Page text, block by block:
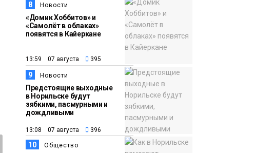
8 Новости
«Домик Хоббитов» и
«Самолёт в облаках»
появятся в Кайеркане
13:59 07 августа 395
9 Новости
Предстоящие выходные
в Норильске будут
зябкими, пасмурными и
дождливыми
13:08 07 августа 396
10 Общество